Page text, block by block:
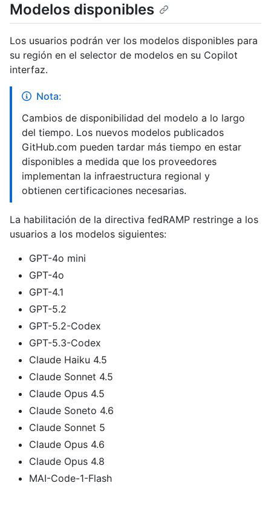
Modelos disponibles
Los usuarios podrán ver los modelos disponibles para
su región en el selector de modelos en su Copilot
interfaz.
Nota:
Cambios de disponibilidad del modelo a lo largo
del tiempo. Los nuevos modelos publicados
GitHub.com pueden tardar más tiempo en estar
disponibles a medida que los proveedores
implementan la infraestructura regional y
obtienen certificaciones necesarias.
La habilitación de la directiva fedRAMP restringe a los
usuarios a los modelos siguientes:
GPT-4o mini
GPT-4o
GPT-4.1
GPT-5.2
GPT-5.2-Codex
GPT-5.3-Codex
Claude Haiku 4.5
Claude Sonnet 4.5
Claude Opus 4.5
Claude Soneto 4.6
Claude Sonnet 5
Claude Opus 4.6
Claude Opus 4.8
MAI-Code-1-Flash